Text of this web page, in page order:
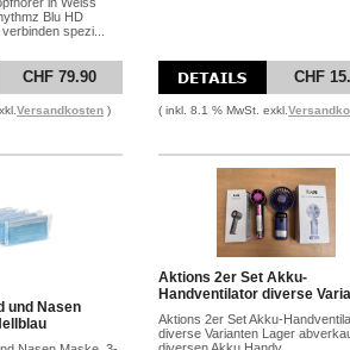
Blu HD
spezi...
CHF 79.90
Versandkosten )
CHF
( inkl. 8.1 % MwSt. exkl.
und Nasen
Aktions 2er Set Akku-
Handventilator diverse
Aktions 2er Set Akku-
diverse Varianten Lager